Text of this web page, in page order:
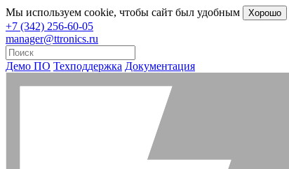
Мы используем cookie, чтобы сайт был удобным Хорошо
+7 (342) 256-60-05
manager@ttronics.ru
Демо ПО Техподдержка Документация